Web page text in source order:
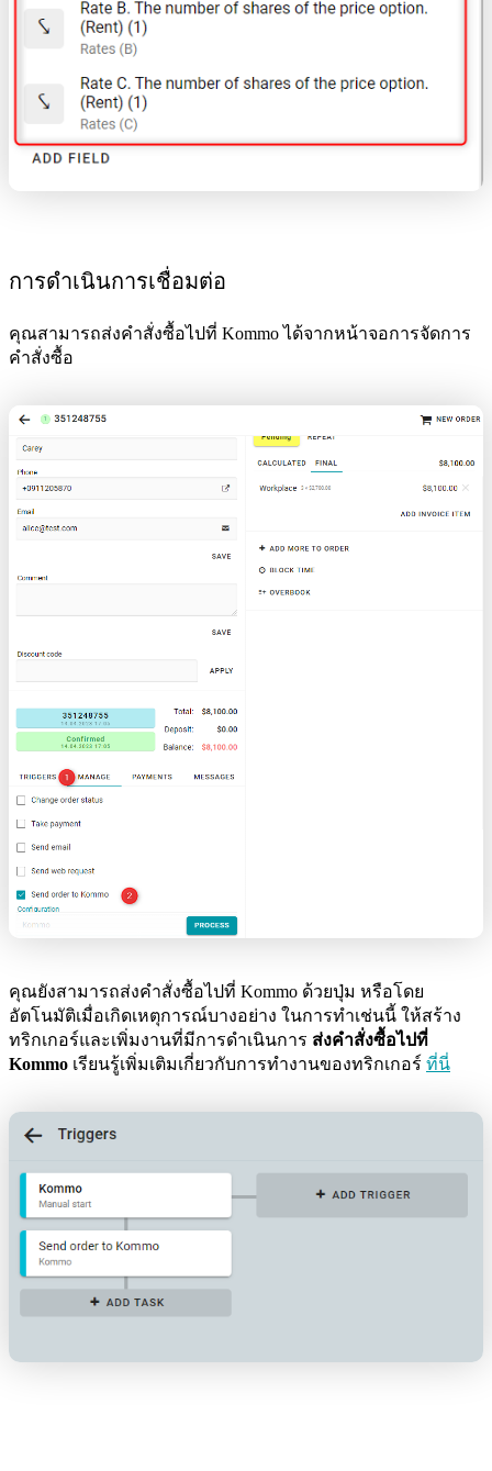
การดำเนินการเชื่อมต่อ
คุณสามารถส่งคำสั่งซื้อไปที่ Kommo ได้จากหน้าจอการจัดการ
คำสั่งซื้อ
คุณยังสามารถส่งคำสั่งซื้อไปที่ Kommo ด้วยปุ่ม หรือโดย
อัตโนมัติเมื่อเกิดเหตุการณ์บางอย่าง ในการทำเช่นนี้ ให้สร้าง
ทริกเกอร์และเพิ่มงานที่มีการดำเนินการ ส่งคำสั่งซื้อไปที่
Kommo เรียนรู้เพิ่มเติมเกี่ยวกับการทำงานของทริกเกอร์ ที่นี่